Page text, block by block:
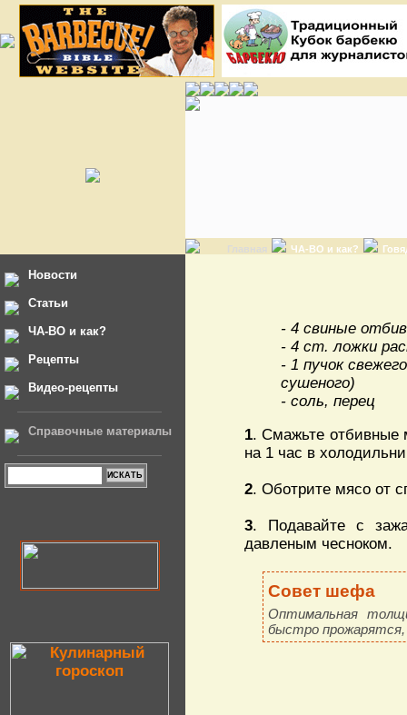
Главная ЧА-ВО и как?
Новости
Статьи
ЧА-ВО и как?
Рецепты
Видео-рецепты
Справочные материалы
- 4 свиные
- 4 ст. ложки
- 1 пучок
сушеного)
- соль, перец
1. Смажьте отбивные
на 1 час в
2. Оботрите мясо от
3. Подавайте с
давленым чесноком.
Совет шефа
Оптимальная
быстро